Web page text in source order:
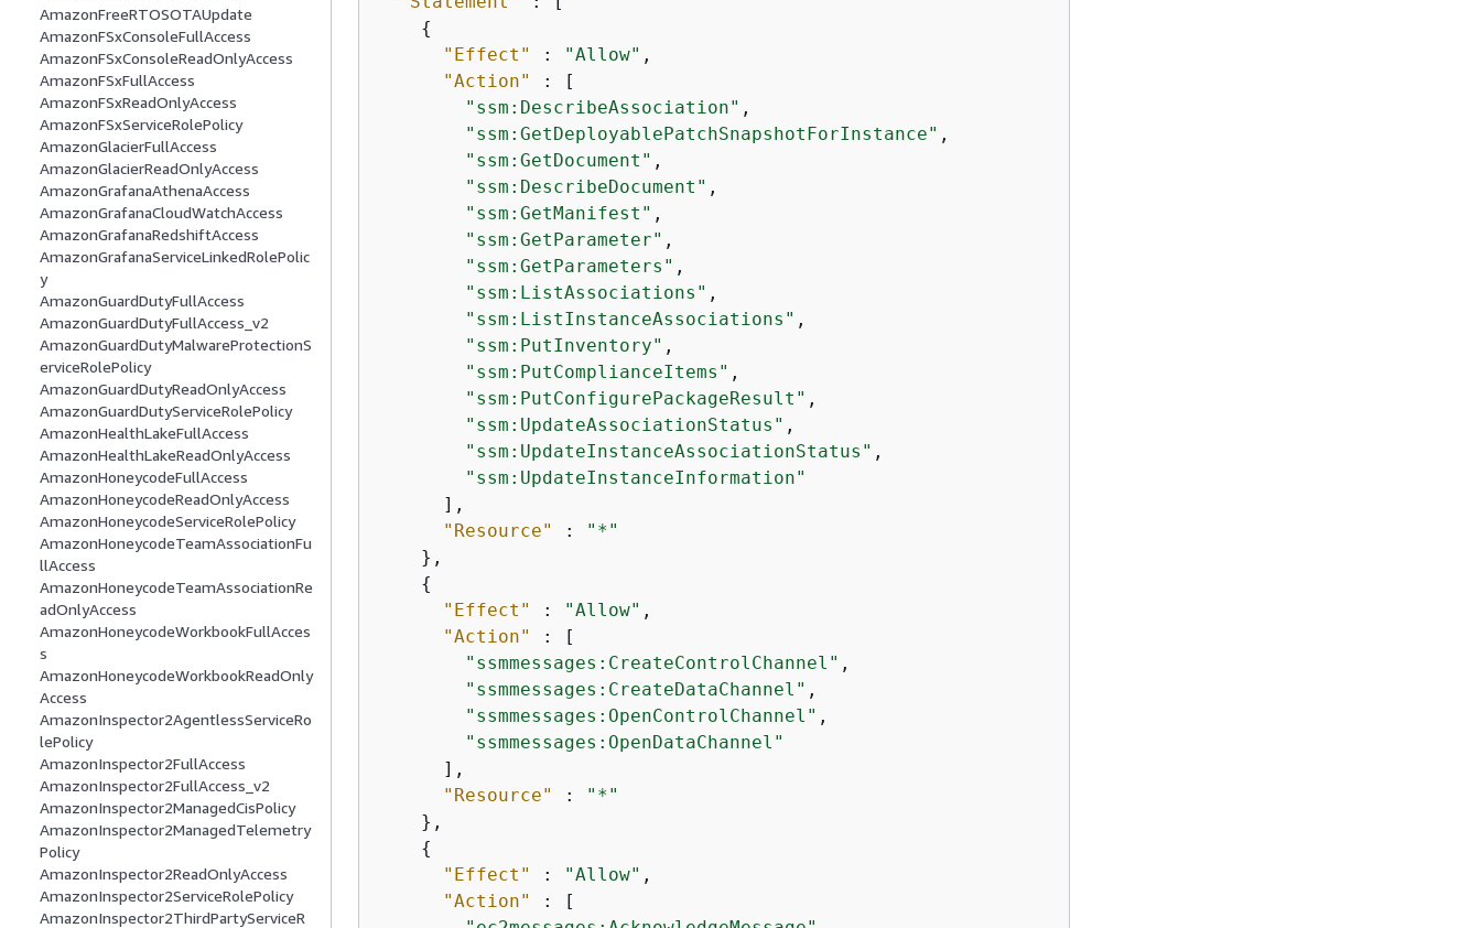
AmazonFreeRTOSOTAUpdate
AmazonFSxConsoleFullAccess
AmazonFSxConsoleReadOnlyAccess
AmazonFSxFullAccess
AmazonFSxReadOnlyAccess
AmazonFSxServiceRolePolicy
AmazonGlacierFullAccess
AmazonGlacierReadOnlyAccess
AmazonGrafanaAthenaAccess
AmazonGrafanaCloudWatchAccess
AmazonGrafanaRedshiftAccess
AmazonGrafanaServiceLinkedRolePolic
y
AmazonGuardDutyFullAccess
AmazonGuardDutyFullAccess_v2
AmazonGuardDutyMalwareProtectionS
erviceRolePolicy
AmazonGuardDutyReadOnlyAccess
AmazonGuardDutyServiceRolePolicy
AmazonHealthLakeFullAccess
AmazonHealthLakeReadOnlyAccess
AmazonHoneycodeFullAccess
AmazonHoneycodeReadOnlyAccess
AmazonHoneycodeServiceRolePolicy
AmazonHoneycodeTeamAssociationFu
llAccess
AmazonHoneycodeTeamAssociationRe
adOnlyAccess
AmazonHoneycodeWorkbookFullAcces
s
AmazonHoneycodeWorkbookReadOnly
Access
AmazonInspector2AgentlessServiceRo
lePolicy
AmazonInspector2FullAccess
AmazonInspector2FullAccess_v2
AmazonInspector2ManagedCisPolicy
AmazonInspector2ManagedTelemetry
Policy
AmazonInspector2ReadOnlyAccess
AmazonInspector2ServiceRolePolicy
AmazonInspector2ThirdPartyServiceR
{
"Effect"
: "Allow" ,
"Action"
: [
"ssm:DescribeAssociation" ,
"ssm:GetDeployablePatchSnapshotForInstance" ,
"ssm:GetDocument" ,
"ssm:DescribeDocument" ,
"ssm:GetManifest" ,
"ssm:GetParameter" ,
"ssm:GetParameters" ,
"ssm:ListAssociations" ,
"ssm:ListInstanceAssociations" ,
"ssm:PutInventory" ,
"ssm:PutComplianceItems" ,
"ssm:PutConfigurePackageResult" ,
"ssm:UpdateAssociationStatus" ,
"ssm:UpdateInstanceAssociationStatus" ,
"ssm:UpdateInstanceInformation"
      ],
"Resource"
:
"*"
    },
{
"Effect"
: "Allow" ,
"Action"
: [
"ssmmessages:CreateControlChannel" ,
"ssmmessages:CreateDataChannel" ,
"ssmmessages:OpenControlChannel" ,
"ssmmessages:OpenDataChannel"
      ],
"Resource"
:
"*"
    },
{
"Effect"
: "Allow" ,
"Action"
: [